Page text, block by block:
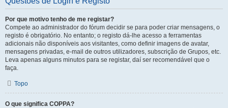
Por que motivo tenho de me registar?
Compete ao administrador do fórum decidir se para poder criar mensagens, o
registo é obrigatório. No entanto; o registo dá-lhe acesso a ferramentas
adicionais não disponíveis aos visitantes, como definir imagens de avatar,
mensagens privadas, e-mail de outros utilizadores, subscrição de Grupos, etc.
Leva apenas alguns minutos para se registar, daí ser recomendável que o
faça.
Topo
O que significa COPPA?